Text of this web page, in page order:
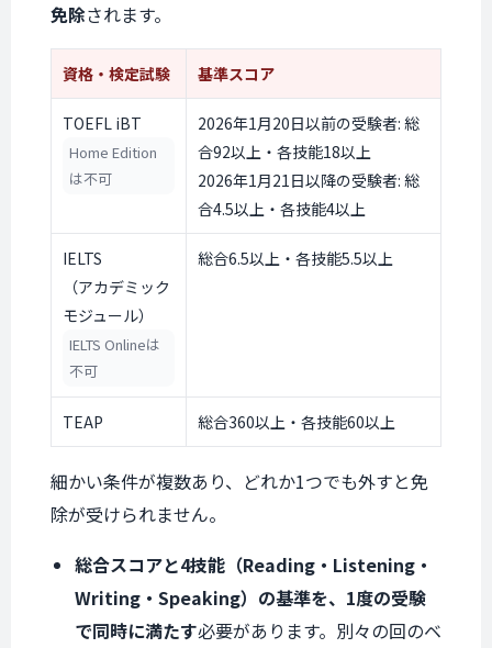
免除されます。
資格・検定試験 基準スコア
TOEFL iBT
Home Edition
は不可
2026年1月20日以前の受験者: 総
合92以上・各技能18以上
2026年1月21日以降の受験者: 総
合4.5以上・各技能4以上
IELTS
（アカデミック
モジュール）
IELTS Onlineは
不可
総合6.5以上・各技能5.5以上
TEAP 総合360以上・各技能60以上
細かい条件が複数あり、どれか1つでも外すと免
除が受けられません。
総合スコアと4技能（Reading・Listening・
Writing・Speaking）の基準を、1度の受験
で同時に満たす必要があります。別々の回のベ